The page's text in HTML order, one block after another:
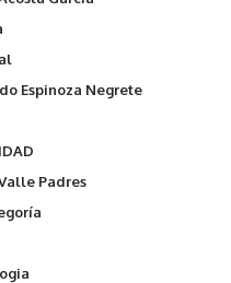
Espinoza Negrete
Padres